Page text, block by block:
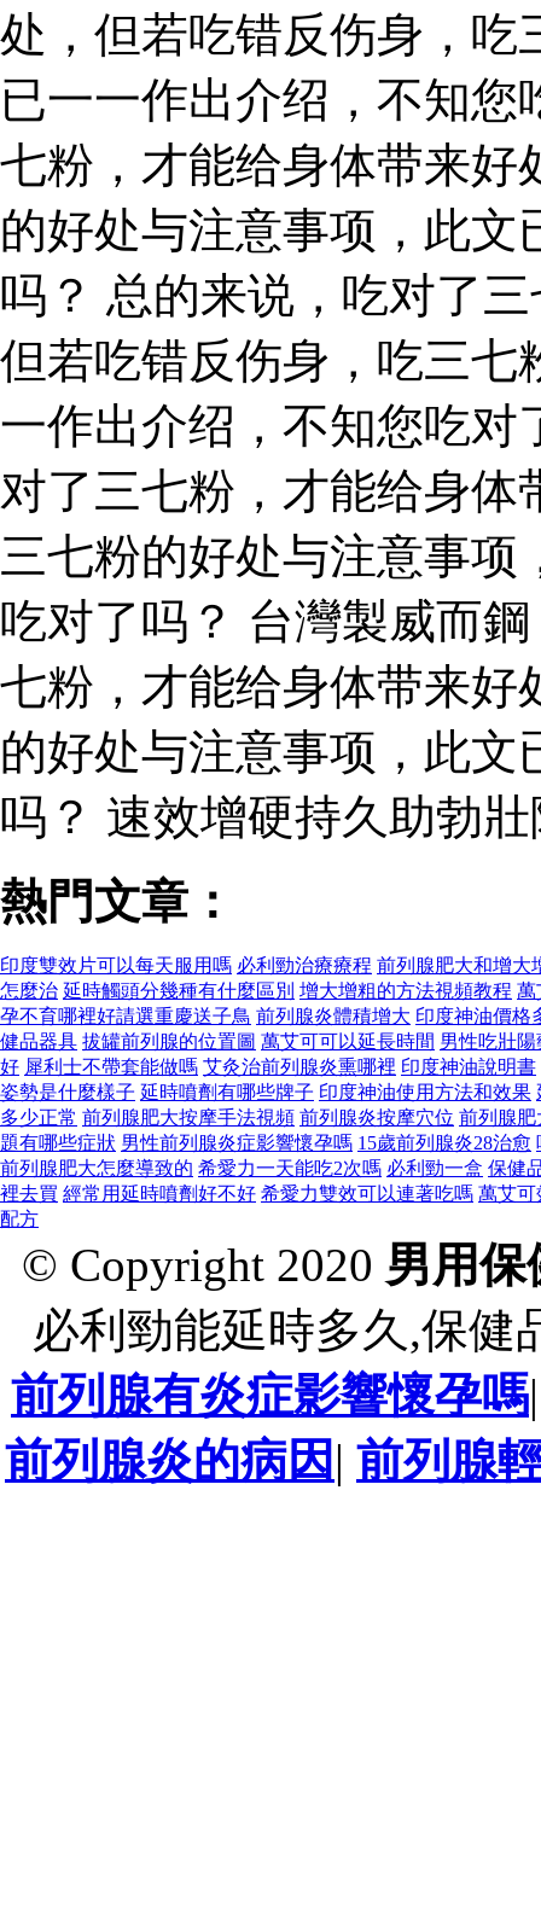
处，但若吃错反伤身，吃
已一一作出介绍，不知
七粉，才能给身体带来好
的好处与注意事项，此
吗？ 总的来说，吃对了
但若吃错反伤身，吃三七
一作出介绍，不知您吃对
对了三七粉，才能给身
三七粉的好处与注意事
吃对了吗？ 台灣製威而鋼
七粉，才能给身体带来好
的好处与注意事项，此
吗？ 速效增硬持久助勃
熱門文章：
印度雙效片可以每天服用嗎 必利勁治療療程 前列腺肥大和增大
怎麼治 延時觸頭分幾種有什麼區別 增大增粗的方法視頻教程 萬
孕不育哪裡好請選重慶送子鳥 前列腺炎體積增大 印度神油價格
健品器具 拔罐前列腺的位置圖 萬艾可可以延長時間 男性吃壯
好 犀利士不帶套能做嗎 艾灸治前列腺炎熏哪裡 印度神油說明書
姿勢是什麼樣子 延時噴劑有哪些牌子 印度神油使用方法和效果
多少正常 前列腺肥大按摩手法視頻 前列腺炎按摩穴位 前列腺肥
題有哪些症狀 男性前列腺炎症影響懷孕嗎 15歲前列腺炎28治愈
前列腺肥大怎麼導致的 希愛力一天能吃2次嗎 必利勁一盒 保健
裡去買 經常用延時噴劑好不好 希愛力雙效可以連著吃嗎 萬艾可
配方
© Copyright 2020 男用保
必利勁能延時多久,保健
前列腺有炎症影響懷孕嗎
前列腺炎的病因 | 前列腺